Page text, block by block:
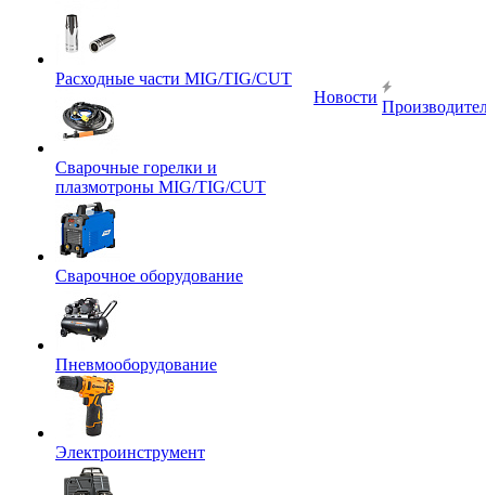
Расходные части MIG/TIG/CUT
Сварочные горелки и
плазмотроны MIG/TIG/CUT
Сварочное оборудование
Пневмооборудование
Электроинструмент
Новости